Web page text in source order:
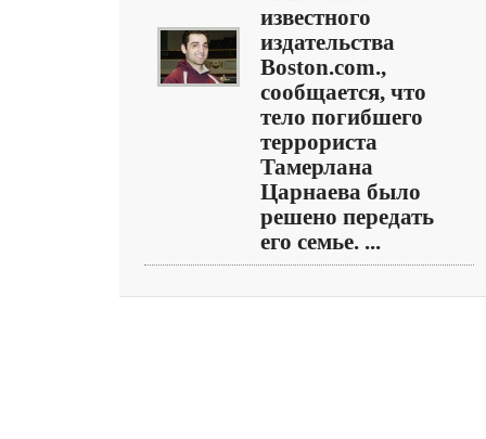
известного
издательства
Boston.com.,
сообщается, что
тело погибшего
террориста
Тамерлана
Царнаева было
решено передать
его семье. ...